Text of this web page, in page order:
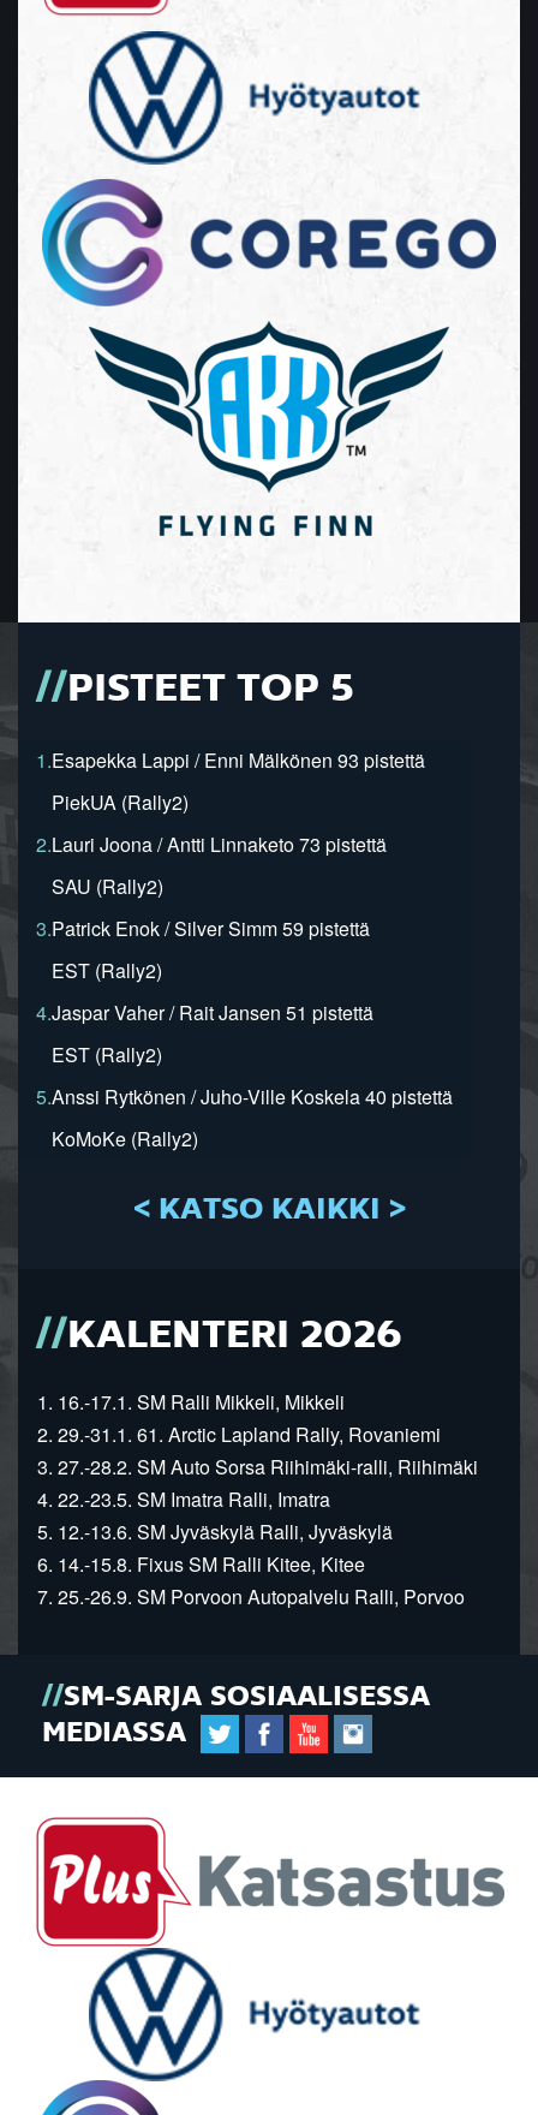
PISTEET TOP 5
1.Esapekka Lappi / Enni Mälkönen 93 pistettä
PiekUA (Rally2)
2.Lauri Joona / Antti Linnaketo 73 pistettä
SAU (Rally2)
3.Patrick Enok / Silver Simm 59 pistettä
EST (Rally2)
4.Jaspar Vaher / Rait Jansen 51 pistettä
EST (Rally2)
5.Anssi Rytkönen / Juho-Ville Koskela 40 pistettä
KoMoKe (Rally2)
< KATSO KAIKKI >
KALENTERI 2026
1. 16.-17.1. SM Ralli Mikkeli, Mikkeli
2. 29.-31.1. 61. Arctic Lapland Rally, Rovaniemi
3. 27.-28.2. SM Auto Sorsa Riihimäki-ralli, Riihimäki
4. 22.-23.5. SM Imatra Ralli, Imatra
5. 12.-13.6. SM Jyväskylä Ralli, Jyväskylä
6. 14.-15.8. Fixus SM Ralli Kitee, Kitee
7. 25.-26.9. SM Porvoon Autopalvelu Ralli, Porvoo
SM-SARJA SOSIAALISESSA
MEDIASSA